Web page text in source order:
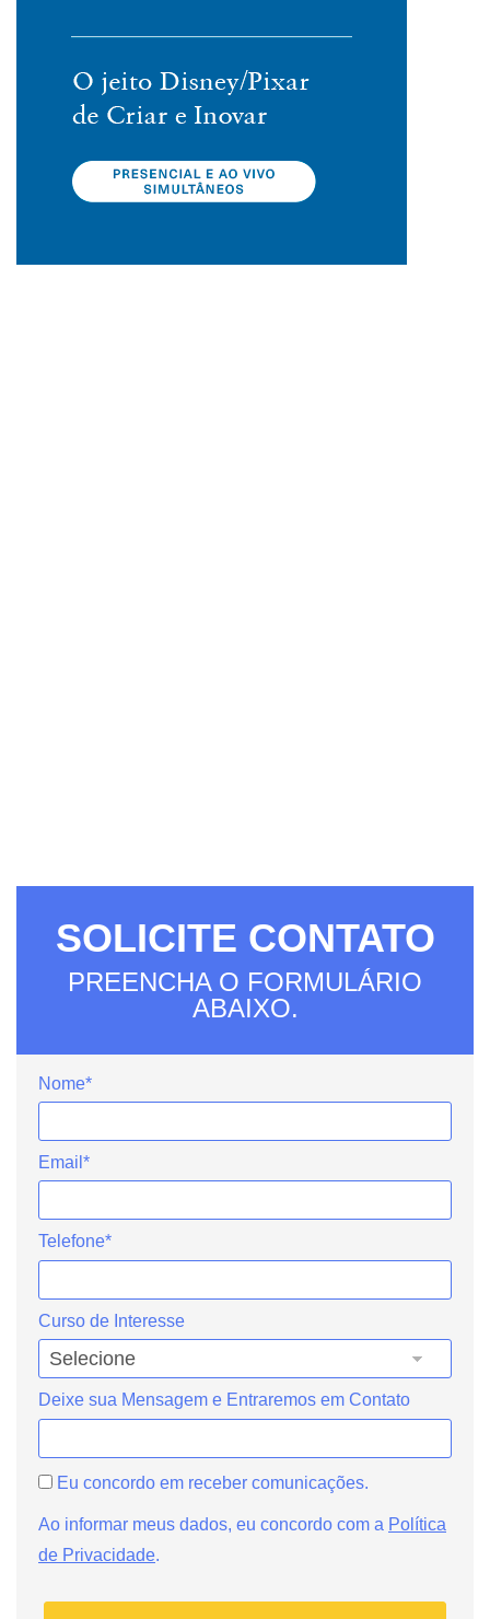
SOLICITE CONTATO
PREENCHA O FORMULÁRIO
ABAIXO.
Nome*
Email*
Telefone*
Curso de Interesse
Deixe sua Mensagem e Entraremos em Contato
Eu concordo em receber comunicações.
Ao informar meus dados, eu concordo com a Política
de Privacidade.